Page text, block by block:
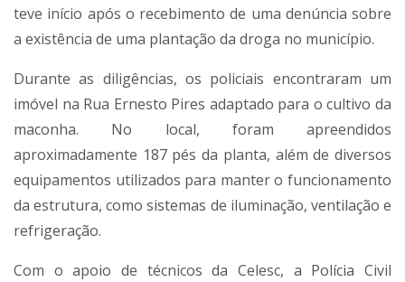
teve início após o recebimento de uma denúncia sobre
a existência de uma plantação da droga no município.
Durante as diligências, os policiais encontraram um
imóvel na Rua Ernesto Pires adaptado para o cultivo da
maconha. No local, foram apreendidos
aproximadamente 187 pés da planta, além de diversos
equipamentos utilizados para manter o funcionamento
da estrutura, como sistemas de iluminação, ventilação e
refrigeração.
Com o apoio de técnicos da Celesc, a Polícia Civil